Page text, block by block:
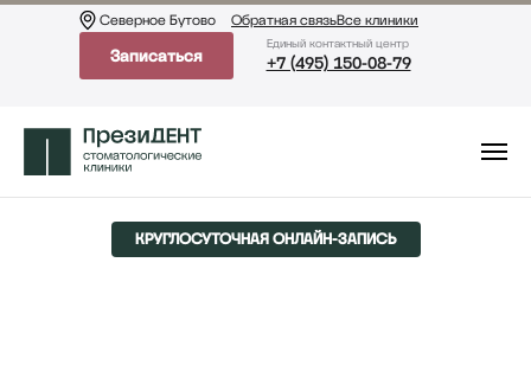
Обратная связьВсе клиники
Eдиный контактный центр
+7 (495) 150-08-79
Северное Бутово
Записаться
КРУГЛОСУТОЧНАЯ ОНЛАЙН-ЗАПИСЬ